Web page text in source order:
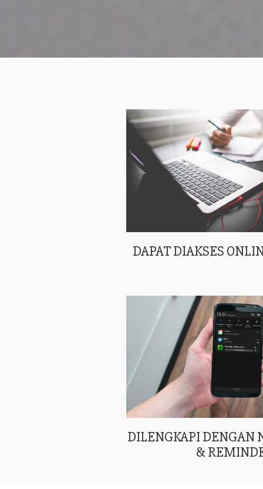
DAPAT DIAKSES
DILENGKAPI DENGAN
&